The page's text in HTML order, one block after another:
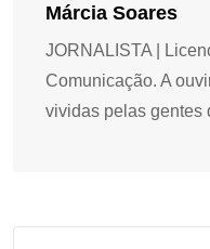
Márcia Soares
JORNALISTA |
Comunicação. A
vividas pelas gentes